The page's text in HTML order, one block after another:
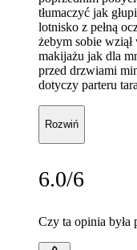
tłumaczyć jak
lotnisko z pełną
żebym sobie
makijażu jak dla
przed drzwiami
dotyczy parteru
Rozwiń
6.0/6
Czy ta opinia była